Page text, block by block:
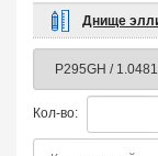
Днище
Кол-во: